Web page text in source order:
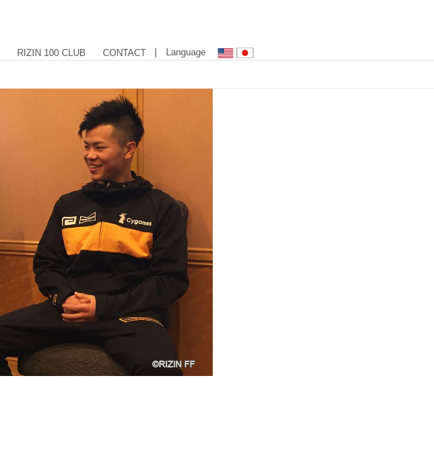
RIZIN 100 CLUB CONTACT | Language